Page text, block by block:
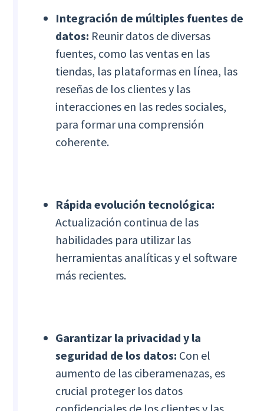
Integración de múltiples fuentes de
datos: Reunir datos de diversas
fuentes, como las ventas en las
tiendas, las plataformas en línea, las
reseñas de los clientes y las
interacciones en las redes sociales,
para formar una comprensión
coherente.
Rápida evolución tecnológica:
Actualización continua de las
habilidades para utilizar las
herramientas analíticas y el software
más recientes.
Garantizar la privacidad y la
seguridad de los datos: Con el
aumento de las ciberamenazas, es
crucial proteger los datos